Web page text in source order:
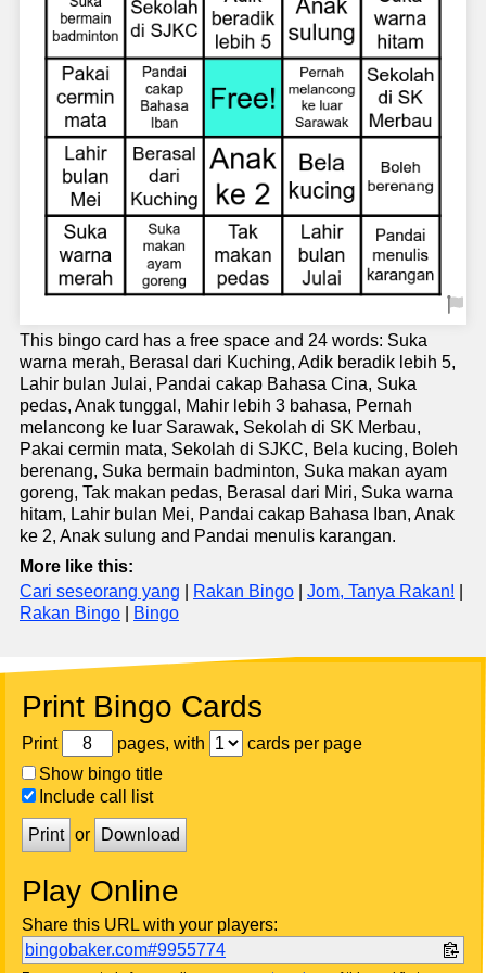
This bingo card has a free space and 24 words: Suka
warna merah, Berasal dari Kuching, Adik beradik lebih 5,
Lahir bulan Julai, Pandai cakap Bahasa Cina, Suka
pedas, Anak tunggal, Mahir lebih 3 bahasa, Pernah
melancong ke luar Sarawak, Sekolah di SK Merbau,
Pakai cermin mata, Sekolah di SJKC, Bela kucing, Boleh
berenang, Suka bermain badminton, Suka makan ayam
goreng, Tak makan pedas, Berasal dari Miri, Suka warna
hitam, Lahir bulan Mei, Pandai cakap Bahasa Iban, Anak
ke 2, Anak sulung and Pandai menulis karangan.
More like this:
Cari seseorang yang
Rakan Bingo Jom, Tanya Rakan!
Rakan Bingo
Bingo
Print Bingo Cards
Print pages, with
cards per page
Show bingo title
Include call list
Print or Download
Play Online
Share this URL with your players:
bingobaker.com#9955774